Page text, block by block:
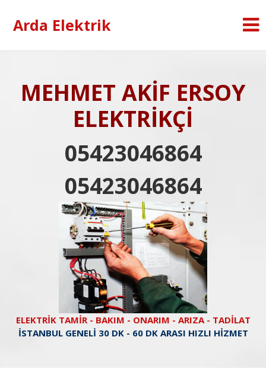
Arda Elektrik
MEHMET AKİF ERSOY
ELEKTRİKÇİ
05423046864
05423046864
ELEKTRİK TAMİR - BAKIM - ONARIM - ARIZA - TADİLAT
İSTANBUL GENELİ 30 DK - 60 DK ARASI HIZLI HİZMET